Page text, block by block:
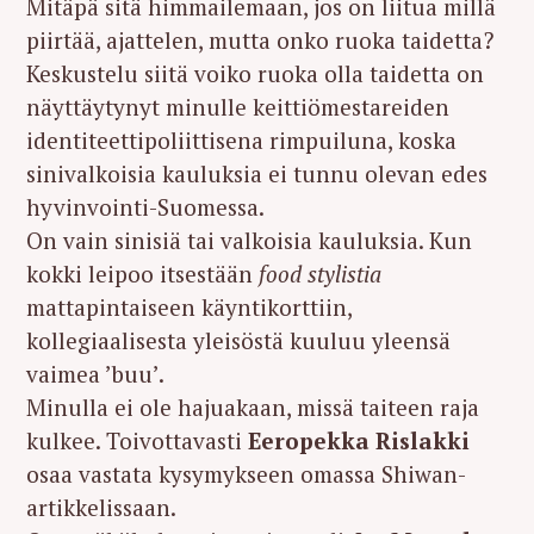
Mitäpä sitä himmailemaan, jos on liitua millä
piirtää, ajattelen, mutta onko ruoka taidetta?
Keskustelu siitä voiko ruoka olla taidetta on
näyttäytynyt minulle keittiömestareiden
identiteettipoliittisena rimpuiluna, koska
sinivalkoisia kauluksia ei tunnu olevan edes
hyvinvointi-Suomessa.
On vain sinisiä tai valkoisia kauluksia. Kun
kokki leipoo itsestään food stylistia
mattapintaiseen käyntikorttiin,
kollegiaalisesta yleisöstä kuuluu yleensä
vaimea ’buu’.
Minulla ei ole hajuakaan, missä taiteen raja
kulkee. Toivottavasti Eeropekka Rislakki
osaa vastata kysymykseen omassa Shiwan-
artikkelissaan.